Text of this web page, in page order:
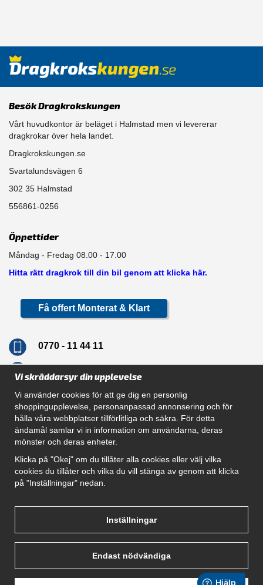
Besök Dragkrokskungen
Vårt huvudkontor är beläget i Halmstad men vi levererar
dragkrokar över hela landet.
Dragkrokskungen.se
Svartalundsvägen 6
302 35 Halmstad
556861-0256
Öppettider
Måndag - Fredag 08.00 - 17.00
Hitta rätt dragkrok till din bil genom att klicka här.
Få offert Monterat & Klart
0770 - 11 44 11
Navigation
Hur beställer jag
Gör Det Själv Paket
Montera dragkrok
SUPPORT
Villkor
Vi skräddarsyr din upplevelse
Vi använder cookies för att ge dig en personlig
shoppingupplevelse, personanpassad annonsering och för
hålla våra webbplatser tillförlitliga och säkra. För detta
ändamål samlar vi in information om användarna, deras
mönster och deras enheter.
Klicka på "Okej" om du tillåter alla cookies eller välj vilka
cookies du tillåter och vilka du vill stänga av genom att klicka
på "Inställningar" nedan.
Inställningar
Endast nödvändiga